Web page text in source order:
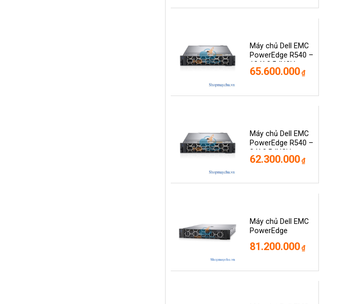
Máy chủ Dell EMC
PowerEdge R540 –
65.600.000 ₫
Máy chủ Dell EMC
PowerEdge R540 –
8 X 3.5 INCH
62.300.000 ₫
Máy chủ Dell EMC
PowerEdge
81.200.000 ₫